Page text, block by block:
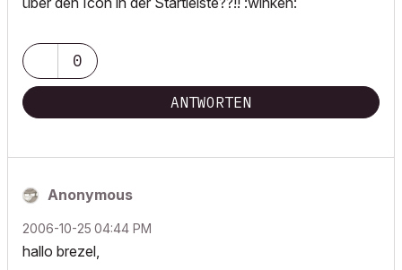
0
ANTWORTEN
Anonymous
‎2006-10-25 04:44 PM
hallo brezel,